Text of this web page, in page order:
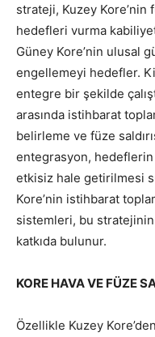
strateji, Kuzey Kore’nin
hedefleri vurma
Güney Kore’nin ulusal
engellemeyi hedefler.
entegre bir şekilde
arasında istihbarat
belirleme ve füze
entegrasyon,
etkisiz hale getirilmesi
Kore’nin istihbarat
sistemleri, bu
katkıda bulunur.
KORE HAVA VE FÜZE
Özellikle Kuzey